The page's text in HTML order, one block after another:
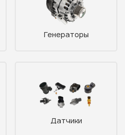
Генераторы
Датчики